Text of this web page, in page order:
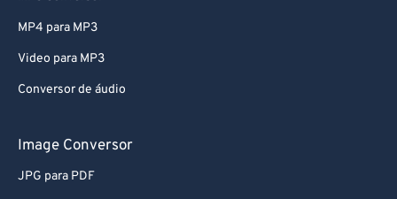
MP4 para MP3
Video para MP3
Conversor de áudio
Image Conversor
JPG para PDF